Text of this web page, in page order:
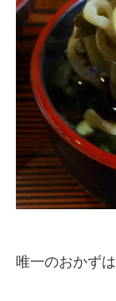
唯一のおかず